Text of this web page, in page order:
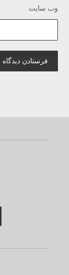
وب‌ سایت
فرستادن دیدگاه